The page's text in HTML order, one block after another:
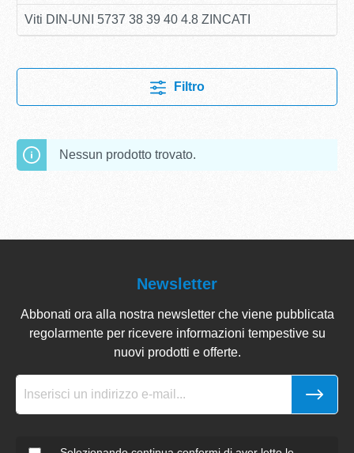
Viti DIN-UNI 5737 38 39 40 4.8 ZINCATI
Filtro
Nessun prodotto trovato.
Newsletter
Abbonati ora alla nostra newsletter che viene pubblicata
regolarmente per ricevere informazioni tempestive su
nuovi prodotti e offerte.